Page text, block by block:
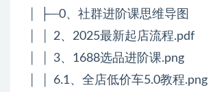
│ ├─0、社群进阶课思维导图
│ │ 2、2025最新起店流程.pdf
│ │ 3、1688选品进阶课.png
│ │ 6.1、全店低价车5.0教程.png